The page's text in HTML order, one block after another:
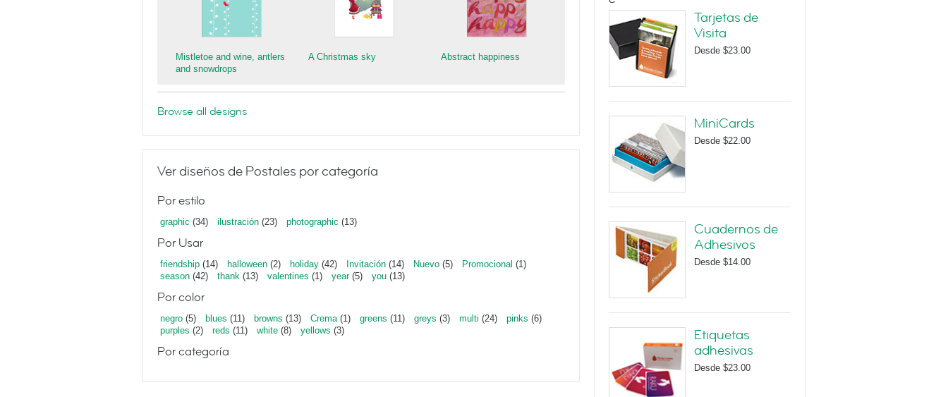
Mistletoe and wine, antlers
and snowdrops
A Christmas sky Abstract happiness
Browse all designs
Ver diseños de Postales por categoría
Por estilo
graphic (34) ilustración (23) photographic (13)
Por Usar
friendship (14) halloween (2) holiday (42) Invitación (14) Nuevo (5) Promocional (1)
season (42) thank (13) valentines (1) year(5) you (13)
Por color
negro (5) blues (11) browns (13) Crema(1) greens (11) greys (3) multi (24) pinks (6)
purples (2) reds (11) white (8) yellows (3)
Por categoría
Tarjetas de
Visita
Desde $23.00
MiniCards
Desde $22.00
Cuadernos de
Adhesivos
Desde $14.00
Etiquetas
adhesivas
Desde $23.00